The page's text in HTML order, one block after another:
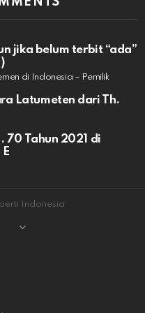
jika belum terbit “ada”
di Indonesia – Pemilik
Latumeten dari Th.
70 Tahun 2021 di
Indonesia